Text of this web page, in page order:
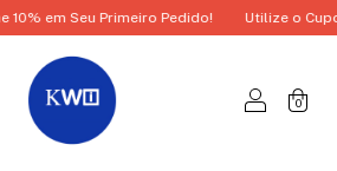
Primeiro Pedido! Utilize o Cupom
0